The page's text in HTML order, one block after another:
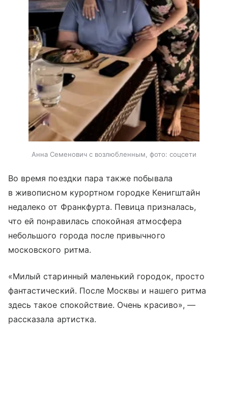
Анна Семенович с возлюбленным, фото: соцсети
Во время поездки пара также побывала
в живописном курортном городке Кенигштайн
недалеко от Франкфурта. Певица призналась,
что ей понравилась спокойная атмосфера
небольшого города после привычного
московского ритма.
«Милый старинный маленький городок, просто
фантастический. После Москвы и нашего ритма
здесь такое спокойствие. Очень красиво», —
рассказала артистка.